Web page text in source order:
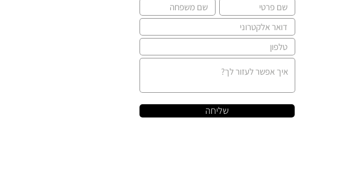
שליחה